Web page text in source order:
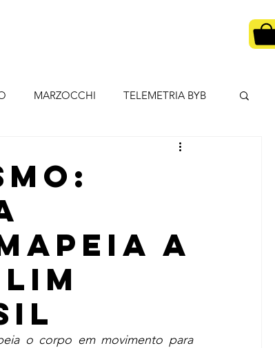
MARZOCCHI TELEMETRIA BYB
PROMOÇÕES
a
o corpo em movimento para